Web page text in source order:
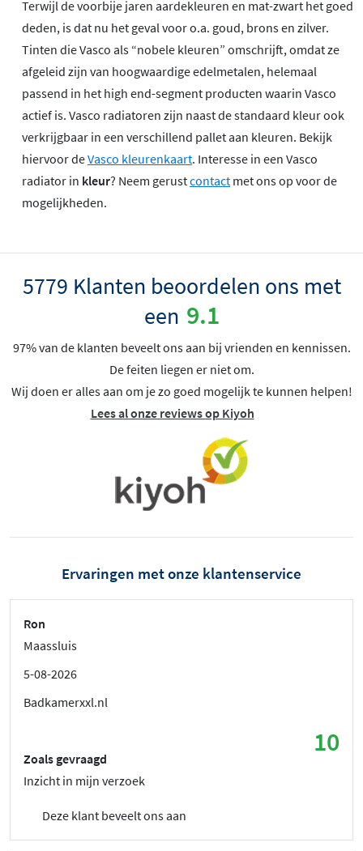
Terwijl de voorbije jaren aardekleuren en mat-zwart het goed
deden, is dat nu het geval voor o.a. goud, brons en zilver.
Tinten die Vasco als “nobele kleuren” omschrijft, omdat ze
afgeleid zijn van hoogwaardige edelmetalen, helemaal
passend in het high end-segment producten waarin Vasco
actief is. Vasco radiatoren zijn naast de standaard kleur ook
verkrijgbaar in een verschillend pallet aan kleuren. Bekijk
hiervoor deVasco kleurenkaart. Interesse in een Vasco
radiator in kleur? Neem gerustcontact met ons op voor de
mogelijkheden.
5779 Klanten beoordelen ons met
een 9.1
97% van de klanten beveelt ons aan bij vrienden en kennissen.
De feiten liegen er niet om.
Wij doen er alles aan om je zo goed mogelijk te kunnen helpen!
Lees al onze reviews op Kiyoh
Ervaringen met onze klantenservice
Ron
Maassluis
5-08-2026
Badkamerxxl.nl
10
Zoals gevraagd
Inzicht in mijn verzoek
Deze klant beveelt ons aan